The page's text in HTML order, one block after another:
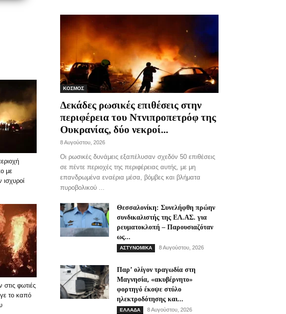
με
ισχυροί
στις φωτιές
το καπό
ΚΟΣΜΟΣ
Δεκάδες ρωσικές επιθέσεις στην
περιφέρεια του Ντνιπροπετρόφ της
Ουκρανίας, δύο νεκροί...
8 Αυγούστου, 2026
Οι ρωσικές δυνάμεις εξαπέλυσαν σχεδόν 50 επιθέσεις
σε πέντε περιοχές της περιφέρειας αυτής, με μη
επανδρωμένα εναέρια μέσα, βόμβες και βλήματα
πυροβολικού ...
Θεσσαλονίκη: Συνελήφθη πρώην
συνδικαλιστής της ΕΛ.ΑΣ. για
ρευματοκλοπή – Παρουσιαζόταν
ως...
ΑΣΤΥΝΟΜΙΚΑ 8 Αυγούστου, 2026
Παρ’ ολίγον τραγωδία στη
Μαγνησία, «ακυβέρνητο»
φορτηγό έκοψε στύλο
ηλεκτροδότησης και...
ΕΛΛΑΔΑ 8 Αυγούστου, 2026